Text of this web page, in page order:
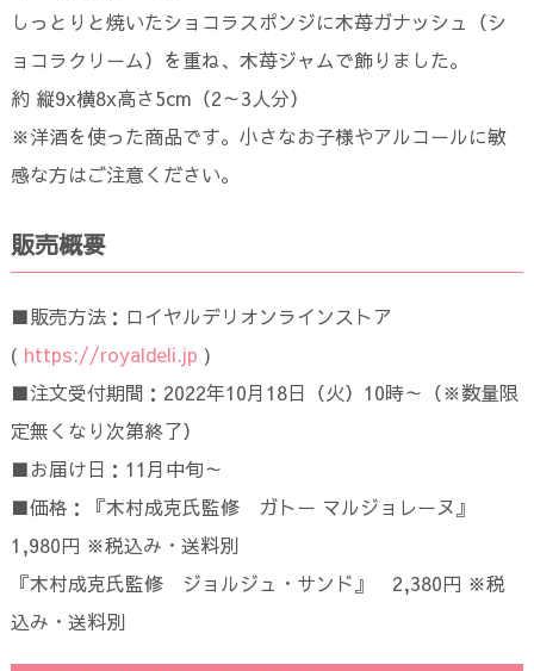
しっとりと焼いたショコラスポンジに木苺ガナッシュ（シ
ョコラクリーム）を重ね、木苺ジャムで飾りました。
約 縦9x横8x高さ5cm（2～3人分）
※洋酒を使った商品です。小さなお子様やアルコールに敏
感な方はご注意ください。
販売概要
■販売方法：ロイヤルデリオンラインストア
( https://royaldeli.jp )
■注文受付期間：2022年10月18日（火）10時～（※数量限
定無くなり次第終了）
■お届け日：11月中旬～
■価格：『木村成克氏監修 ガトー マルジョレーヌ』
1,980円 ※税込み・送料別
『木村成克氏監修 ジョルジュ・サンド』 2,380円 ※税
込み・送料別